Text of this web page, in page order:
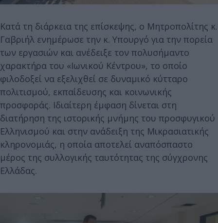
Κατά τη διάρκεια της επίσκεψης, ο Μητροπολίτης κ.
Γαβριήλ ενημέρωσε την κ. Υπουργό για την πορεία
των εργασιών και ανέδειξε τον πολυσήμαντο
χαρακτήρα του «Ιωνικού Κέντρου», το οποίο
φιλοδοξεί να εξελιχθεί σε δυναμικό κύτταρο
πολιτισμού, εκπαίδευσης και κοινωνικής
προσφοράς. Ιδιαίτερη έμφαση δίνεται στη
διατήρηση της ιστορικής μνήμης του προσφυγικού
Ελληνισμού και στην ανάδειξη της Μικρασιατικής
κληρονομιάς, η οποία αποτελεί αναπόσπαστο
μέρος της συλλογικής ταυτότητας της σύγχρονης
Ελλάδας.